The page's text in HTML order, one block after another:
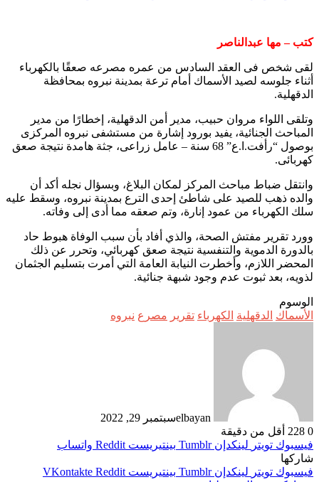
كتب – مها عبدالناصر
لقى شخص فى العقد السادس من عمره مصرعه صعقًا بالكهرباء
أثناء جلوسه لصيد الأسماك أمام ترعة بمدينة نبروه بمحافظة
الدقهلية.
وتلقى اللواء مروان حبيب، مدير أمن الدقهلية، إخطارًا من مدير
المباحث الجنائية، يفيد بورود إشارة من مستشفى نبروه المركزى
بوصول “رأفت.ا.ع” 68 سنة – عامل زراعى، جثة هامدة نتيجة صعق
كهربائى.
وانتقل ضباط مباحث المركز لمكان البلاغ، وبسؤال نجله أكد أن
والده ذهب للصيد على شاطئ إحدى الترع بمدينة نبروه، وسقط عليه
سلك الكهرباء من عمود إنارة، وتم صعقه مما أدى إلى وفاته.
وورد تقرير مفتش الصحة، والذي أفاد بأن سبب الوفاة هبوط حاد
بالدورة الدموية والتنفسية نتيجة صعق كهربائي، وتحرر عن ذلك
المحضر اللازم، وأخطرت النيابة العامة التي أمرت بتسليم الجثمان
لذويه، بعد ثبوت عدم وجود شبهة جنائية.
الوسوم
الأسماك الدقهلية الكهرباء تقرير ‏مصرع نبروه
elbayanسبتمبر 29, 2022
0
أقل من دقيقة
فيسبوك تويتر لينكدإن بينتيريست
واتساب
شاركها
فيسبوك تويتر لينكدإن بينتيريست